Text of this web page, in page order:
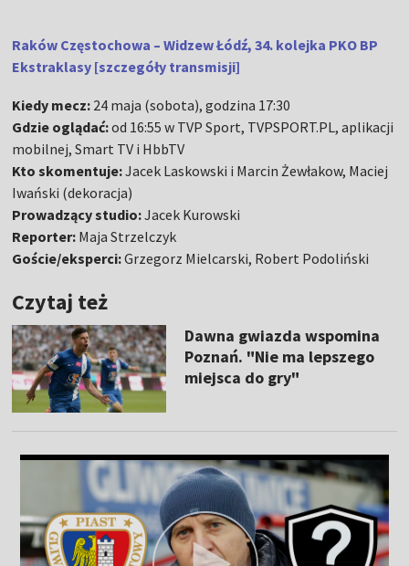
Raków Częstochowa – Widzew Łódź, 34. kolejka PKO BP
Ekstraklasy [szczegóły transmisji]
Kiedy mecz: 24 maja (sobota), godzina 17:30
Gdzie oglądać:od 16:55 w TVP Sport, TVPSPORT.PL, aplikacji
mobilnej, Smart TV i HbbTV
Kto skomentuje:Jacek Laskowski i Marcin Żewłakow, Maciej
Iwański (dekoracja)
Prowadzący studio:Jacek Kurowski
Reporter: Maja Strzelczyk
Goście/eksperci:Grzegorz Mielcarski, Robert Podoliński
Czytaj też
Dawna gwiazda wspomina
Poznań. "Nie ma lepszego
miejsca do gry"